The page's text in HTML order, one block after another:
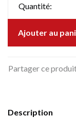
Quantité:
Ajouter au
Partager ce
Description